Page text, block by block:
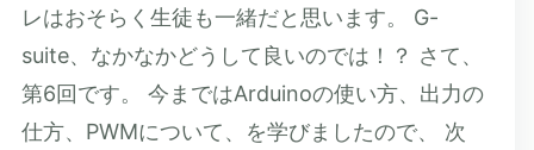
レはおそらく生徒も一緒だと思います。 G-
suite、なかなかどうして良いのでは！？ さて、
第6回です。 今まではArduinoの使い方、出力の
仕方、PWMについて、を学びましたので、 次